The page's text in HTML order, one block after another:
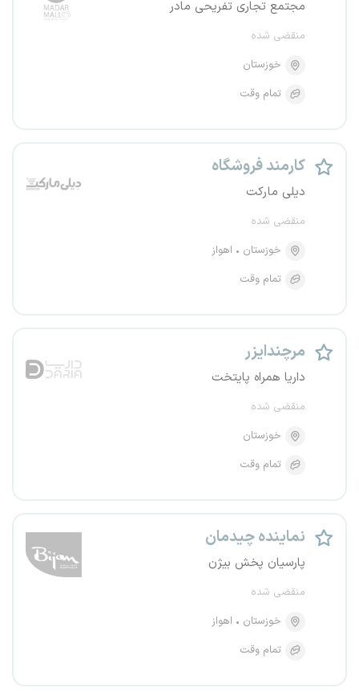
مجتمع تجاری تفریحی مادر
منقضی شده
خوزستان
تمام وقت
کارمند فروشگاه
دیلی مارکت
منقضی شده
خوزستان
اهواز
تمام وقت
مرچندایزر
داریا همراه پایتخت
منقضی شده
خوزستان
تمام وقت
نماینده چیدمان
پارسیان پخش بیژن
منقضی شده
خوزستان
اهواز
تمام وقت